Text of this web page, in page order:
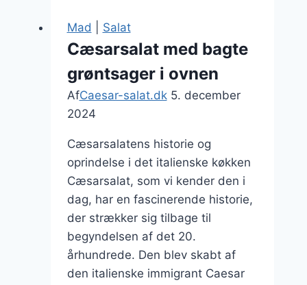
cæsar
salat
Mad Salat
Cæsarsalat med bagte
grøntsager i ovnen
AfCaesar-salat.dk 5. december
2024
Cæsarsalatens historie og
oprindelse i det italienske køkken
Cæsarsalat, som vi kender den i
dag, har en fascinerende historie,
der strækker sig tilbage til
begyndelsen af det 20.
århundrede. Den blev skabt af
den italienske immigrant Caesar